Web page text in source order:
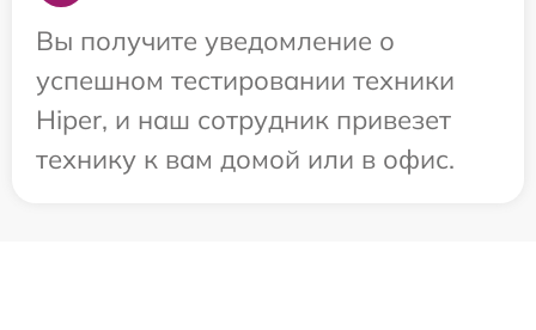
Вы получите уведомление о
успешном тестировании техники
Hiper, и наш сотрудник привезет
технику к вам домой или в офис.